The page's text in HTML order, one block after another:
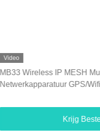
Video
MB33 10 km verborgen
COFDM digitale draadloze
Krijg